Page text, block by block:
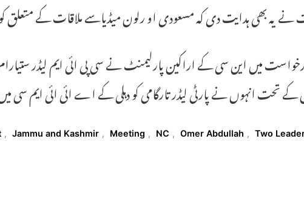
نے یہ بھی ہدایت دی کہ مسعودی او رلون میڈیاسے ملاقات کے
میں این سی کے اراکین پارلیمنٹ نے سی پی ائی ایم لیڈر
تحت انہوں نے پارٹی لیڈر تارگامی کو دہلی کے اے ائی ائی ایم سی
, Jammu and Kashmir , Meeting , NC , Omer Abdullah , Two